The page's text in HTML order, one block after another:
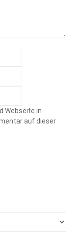
Webseite in
auf dieser